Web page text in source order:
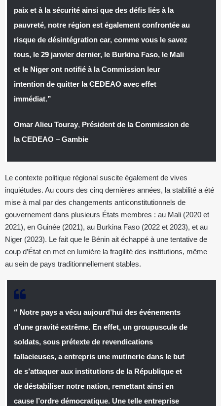
paix et à la sécurité ainsi que des défis liés à la
pauvreté, notre région est également confrontée au
risque de désintégration car, comme vous le savez
tous, le 29 janvier dernier, le Burkina Faso, le Mali
et le Niger ont notifié à la Commission leur
intention de quitter la CEDEAO avec effet
immédiat.”
Omar Alieu Touray, Président de la Commission de
la CEDEAO –Gambie
Le contexte politique régional suscite également de vives
inquiétudes. Au cours des cinq dernières années, la stabilité a été
mise à mal par des changements anticonstitutionnels de
gouvernement dans plusieurs États membres : au Mali (2020 et
2021), en Guinée (2021), au Burkina Faso (2022 et 2023), et au
Niger (2023). Le fait que le Bénin ait échappé à une tentative de
coup d’État en met en lumière la fragilité des institutions, même
au sein de pays traditionnellement stables.
“ Notre pays a vécu aujourd’hui des événements
d’une gravité extrême. En effet, un groupuscule de
soldats, sous prétexte de revendications
fallacieuses, a entrepris une mutinerie dans le but
de s’attaquer aux institutions de la République et
de déstabiliser notre nation, remettant ainsi en
cause l’ordre démocratique. Une telle entreprise